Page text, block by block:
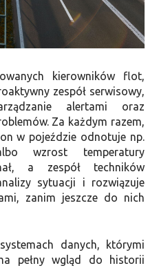
kierowników flot,
zespół serwisowy,
alertami oraz
Za każdym razem,
w pojeździe odnotuje np.
wzrost temperatury
a zespół techników
sytuacji i rozwiązuje
zanim jeszcze do nich
danych, którymi
pełny wgląd do historii